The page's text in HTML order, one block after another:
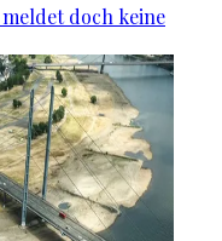
doch keine